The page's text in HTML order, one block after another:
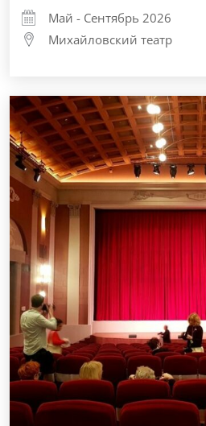
Май - Сентябрь 2026
Михайловский театр